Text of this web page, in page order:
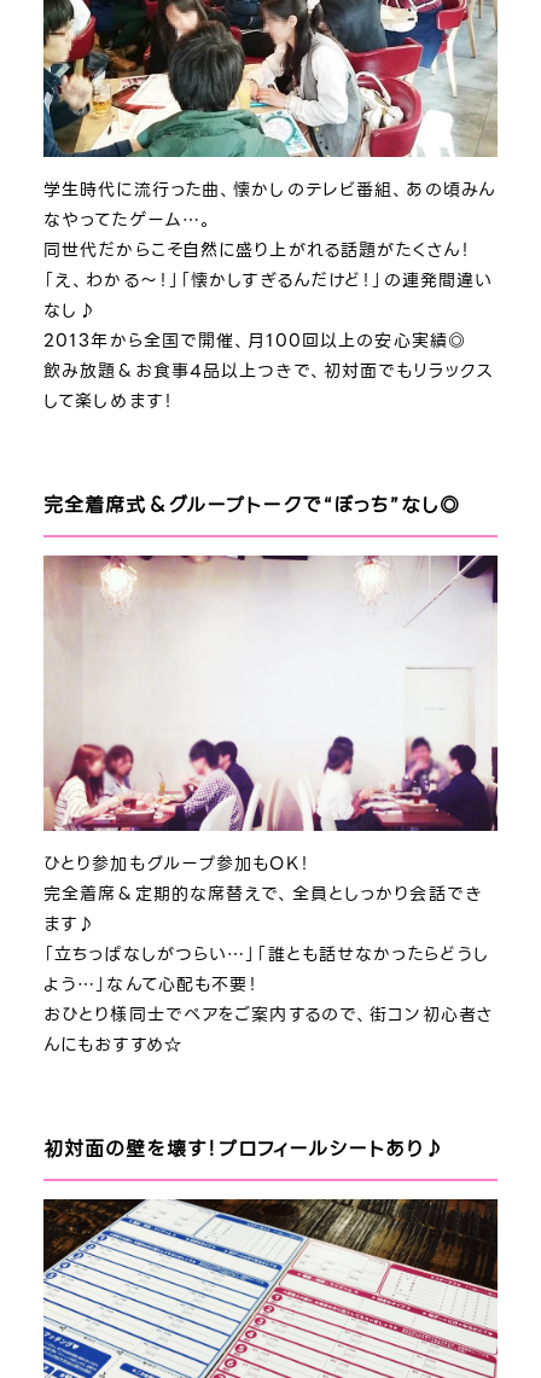
学生時代に流行った曲、懐かしのテレビ番組、あの頃みん
なやってたゲーム…。
同世代だからこそ自然に盛り上がれる話題がたくさん！
「え、わかる～！」「懐かしすぎるんだけど！」の連発間違い
なし♪
2013年から全国で開催、月100回以上の安心実績◎
飲み放題＆お食事4品以上つきで、初対面でもリラックス
して楽しめます！
完全着席式＆グループトークで“ぼっち”なし◎
ひとり参加もグループ参加もOK！
完全着席＆定期的な席替えで、全員としっかり会話でき
ます♪
「立ちっぱなしがつらい…」「誰とも話せなかったらどうし
よう…」なんて心配も不要！
おひとり様同士でペアをご案内するので、街コン初心者さ
んにもおすすめ☆
初対面の壁を壊す！プロフィールシートあり♪